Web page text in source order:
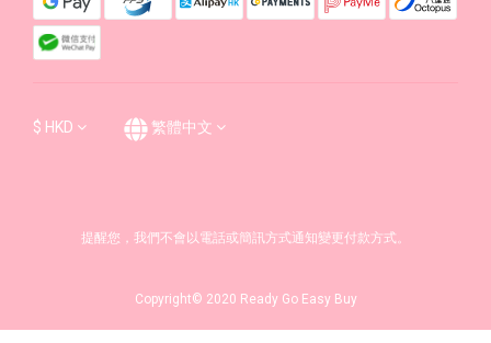
$ HKD 繁體中文
提醒您，我們不會以電話或簡訊方式通知變更付款方式。
Copyright© 2020 Ready Go Easy Buy